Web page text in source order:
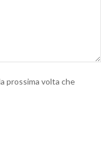
prossima volta che